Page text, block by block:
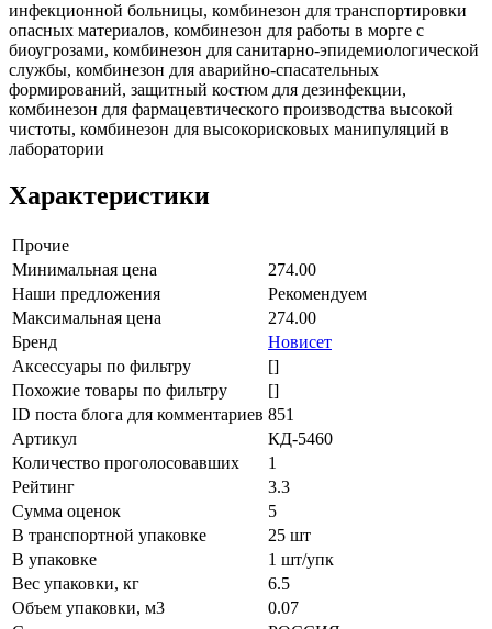
инфекционной больницы, комбинезон для транспортировки
опасных материалов, комбинезон для работы в морге с
биоугрозами, комбинезон для санитарно-эпидемиологической
службы, комбинезон для аварийно-спасательных
формирований, защитный костюм для дезинфекции,
комбинезон для фармацевтического производства высокой
чистоты, комбинезон для высокорисковых манипуляций в
лаборатории
Характеристики
Прочие
Минимальная цена
274.00
Наши предложения
Рекомендуем
Максимальная цена
274.00
Бренд
Новисет
Аксессуары по фильтру
[]
Похожие товары по фильтру
[]
ID поста блога для комментариев 851
Артикул
КД-5460
Количество проголосовавших
1
Рейтинг
3.3
Сумма оценок
5
В транспортной упаковке
25 шт
В упаковке
1 шт/упк
Вес упаковки, кг
6.5
Объем упаковки, м3
0.07